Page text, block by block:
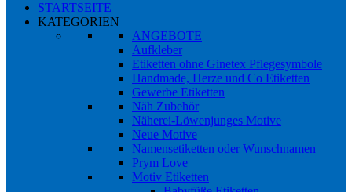
STARTSEITE
KATEGORIEN
ANGEBOTE
Aufkleber
Etiketten ohne Ginetex Pflegesymbole
Handmade, Herze und Co Etiketten
Gewerbe Etiketten
Näh Zubehör
Näherei-Löwenjunges Motive
Neue Motive
Namensetiketten oder Wunschnamen
Prym Love
Motiv Etiketten